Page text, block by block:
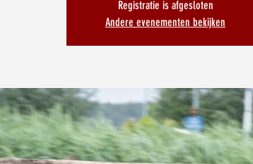
Registratie is afgesloten
Andere evenementen bekijken